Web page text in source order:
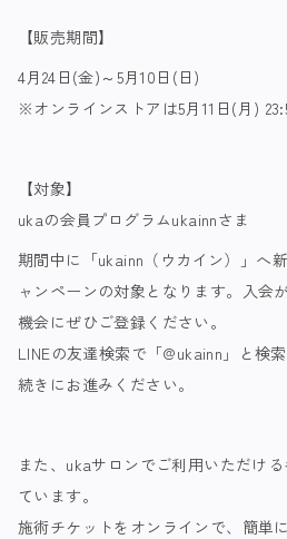
【販売期間】
4月24日(金)～5月10日(日)
※オンラインストアは5月11日(月)
【対象】
ukaの会員プログラムukainnさま
期間中に「ukainn（ウカイン）」へ
ャンペーンの対象となります。入会
機会にぜひご登録ください。
LINEの友達検索で「@ukainn」と検
続きにお進みください。
また、ukaサロンでご利用いただけ
ています。
施術チケットをオンラインで、簡単